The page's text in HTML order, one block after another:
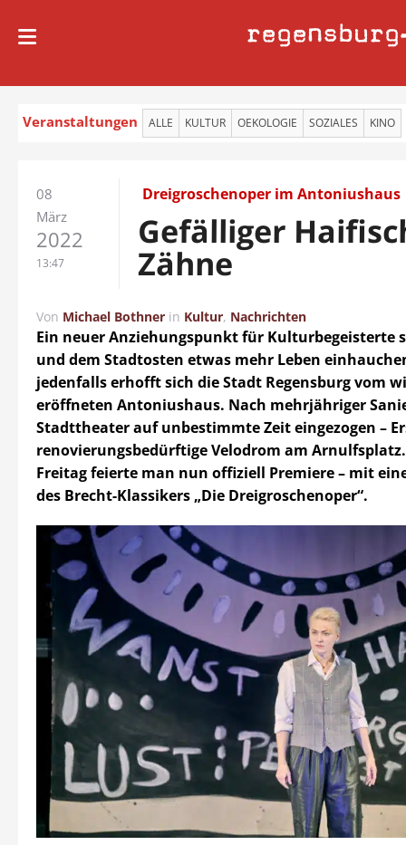
regensburg
Veranstaltungen ALLE KULTUR OEKOLOGIE SOZIALES KINO
08
März
2022
13:47
Dreigroschenoper im Antoniushaus
Gefälliger
Zähne
Von Michael Bothner in Kultur, Nachrichten
Ein neuer Anziehungspunkt für Kulturbegeisterte
und dem Stadtosten etwas mehr Leben
jedenfalls erhofft sich die Stadt Regensburg vom
eröffneten Antoniushaus. Nach mehrjähriger
Stadttheater auf unbestimmte Zeit eingezogen –
renovierungsbedürftige Velodrom am
Freitag feierte man nun offiziell Premiere – mit
des Brecht-Klassikers „Die Dreigroschenoper“.